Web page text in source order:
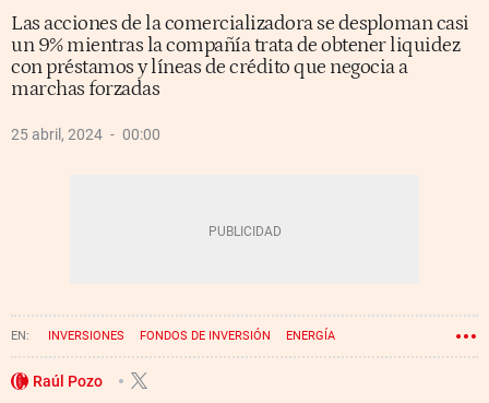
Las acciones de la comercializadora se desploman casi
un 9% mientras la compañía trata de obtener liquidez
con préstamos y líneas de crédito que negocia a
marchas forzadas
25 abril, 2024 00:00
INVERSIONES FONDOS DE INVERSIÓN ENERGÍA
ENERGÍAS RENOVABLES
Raúl Pozo